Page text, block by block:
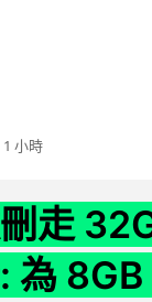
1 小時
走
為